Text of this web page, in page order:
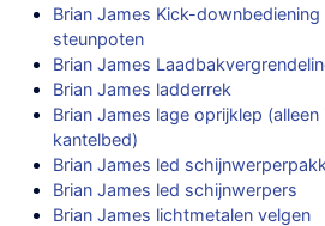
Brian James Kick-
steunpoten
Brian James
Brian James ladderrek
Brian James lage oprijklep
kantelbed)
Brian James led
Brian James led schijnwerpers
Brian James lichtmetalen velgen